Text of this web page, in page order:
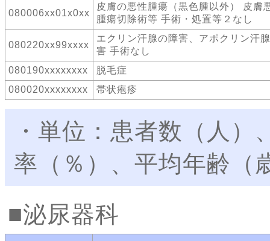
080006xx01x0xx
皮膚の悪性腫瘍（黒色腫以外） 皮膚
腫瘍切除術等 手術・処置等２なし
080220xx99xxxx
エクリン汗腺の障害、アポクリン汗
害 手術なし
080190xxxxxxxx
脱毛症
080020xxxxxxxx
帯状疱疹
・単位：患者数（人
率（％）、平均年齢（
泌尿器科